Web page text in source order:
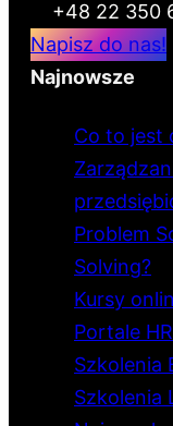
+48 22 350
Napisz do nas!
Najnowsze
Co to jest
Problem
Solving?
Kursy
Portale
Szkolenia
Szkolenia